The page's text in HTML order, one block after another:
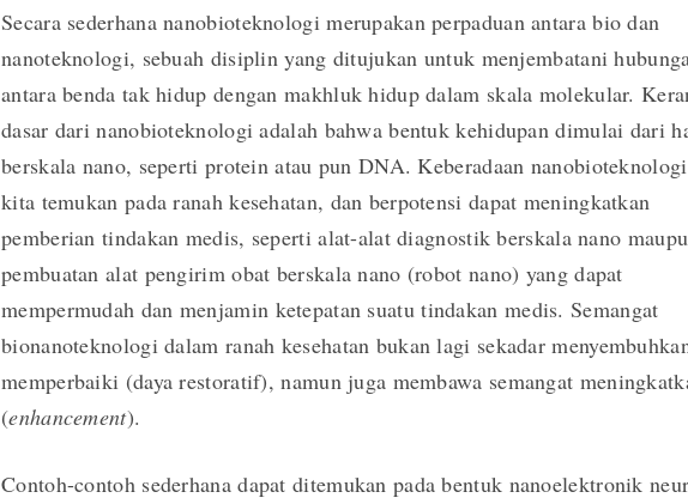
Secara sederhana nanobioteknologi merupakan perpaduan antara bio dan
nanoteknologi, sebuah disiplin yang ditujukan untuk menjembatani
antara benda tak hidup dengan makhluk hidup dalam skala molekular.
dasar dari nanobioteknologi adalah bahwa bentuk kehidupan dimulai dari
berskala nano, seperti protein atau pun DNA. Keberadaan
kita temukan pada ranah kesehatan, dan berpotensi dapat meningkatkan
pemberian tindakan medis, seperti alat-alat diagnostik berskala nano
pembuatan alat pengirim obat berskala nano (robot nano) yang dapat
mempermudah dan menjamin ketepatan suatu tindakan medis. Semangat
bionanoteknologi dalam ranah kesehatan bukan lagi sekadar
memperbaiki (daya restoratif), namun juga membawa semangat
(enhancement).
Contoh-contoh sederhana dapat ditemukan pada bentuk nanoelektronik